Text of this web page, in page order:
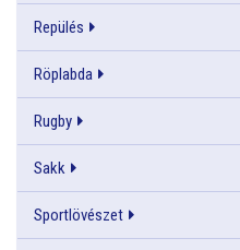
Repülés
Röplabda
Rugby
Sakk
Sportlövészet